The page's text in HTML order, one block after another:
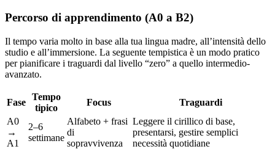
Percorso di apprendimento (A0 a B2)
Il tempo varia molto in base alla tua lingua madre, all’intensità dello
studio e all’immersione. La seguente tempistica è un modo pratico
per pianificare i traguardi dal livello “zero” a quello intermedio-
avanzato.
Fase
Tempo
tipico
Focus
Traguardi
A0
→
A1
2–6
settimane
Alfabeto + frasi
di
sopravvivenza
Leggere il cirillico di base,
presentarsi, gestire semplici
necessità quotidiane